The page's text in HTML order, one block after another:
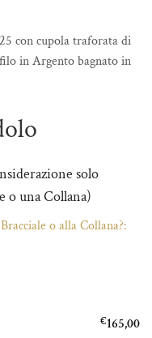
con cupola traforata di
in Argento bagnato in
solo
o una Collana)
o alla Collana?:
€165,00